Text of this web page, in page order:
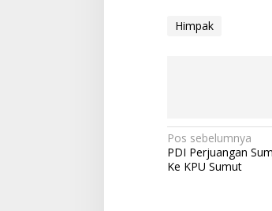
Himpak
N
a
Pos sebelumnya
PDI Perjuangan
Ke KPU Sumut